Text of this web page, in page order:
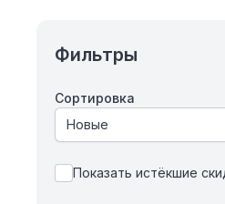
Фильтры
Сортировка
Новые
Показать истёкшие